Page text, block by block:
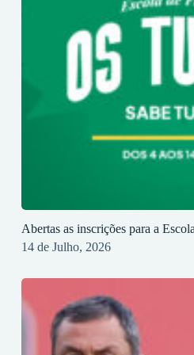
Abertas as inscrições para a
14 de Julho, 2026